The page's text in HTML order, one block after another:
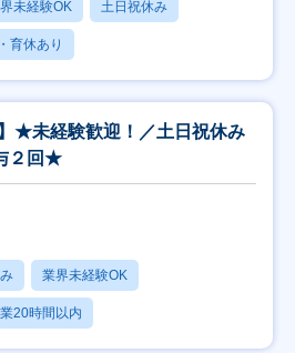
未経験OK 土日祝休み
育休あり
★未経験歓迎！／土日祝休み
２回★
業界未経験OK
20時間以内